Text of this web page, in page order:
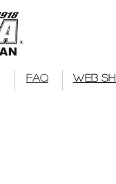
FAQ WEB